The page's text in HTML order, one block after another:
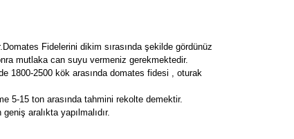
Fidelerini dikim sırasında şekilde gördünüz
mutlaka can suyu vermeniz gerekmektedir.
1800-2500 kök arasında domates fidesi , oturak
5-15 ton arasında tahmini rekolte demektir.
aralıkta yapılmalıdır.